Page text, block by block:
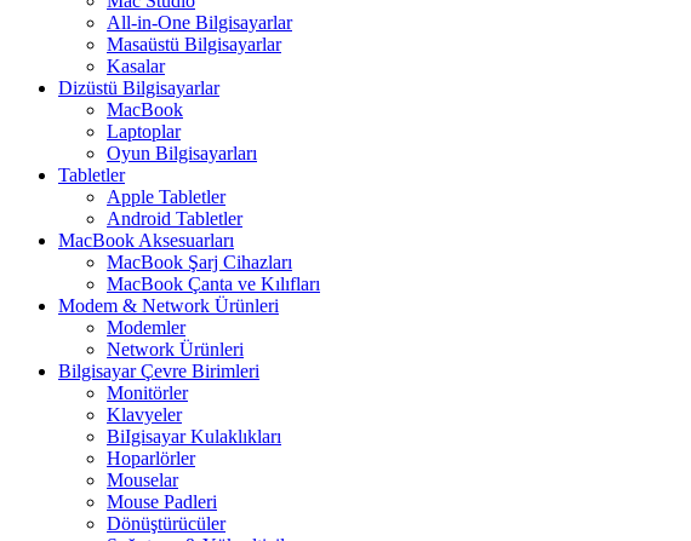
All-in-One Bilgisayarlar
Masaüstü Bilgisayarlar
Kasalar
Dizüstü Bilgisayarlar
MacBook
Laptoplar
Oyun Bilgisayarları
Tabletler
Apple Tabletler
Android Tabletler
MacBook Aksesuarları
MacBook Şarj Cihazları
MacBook Çanta ve Kılıfları
Modem & Network Ürünleri
Modemler
Network Ürünleri
Bilgisayar Çevre Birimleri
Monitörler
Klavyeler
BiIgisayar Kulaklıkları
Hoparlörler
Mouselar
Mouse Padleri
Dönüştürücüler